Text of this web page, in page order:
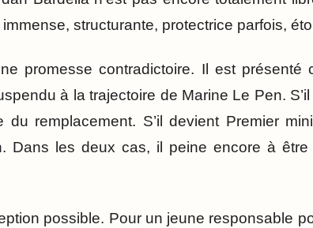
structurante, protectrice parfois,
promesse contradictoire. Il est présenté
à la trajectoire de Marine Le Pen.
du remplacement. S’il devient Premier
Dans les deux cas, il peine encore à
possible. Pour un jeune responsable